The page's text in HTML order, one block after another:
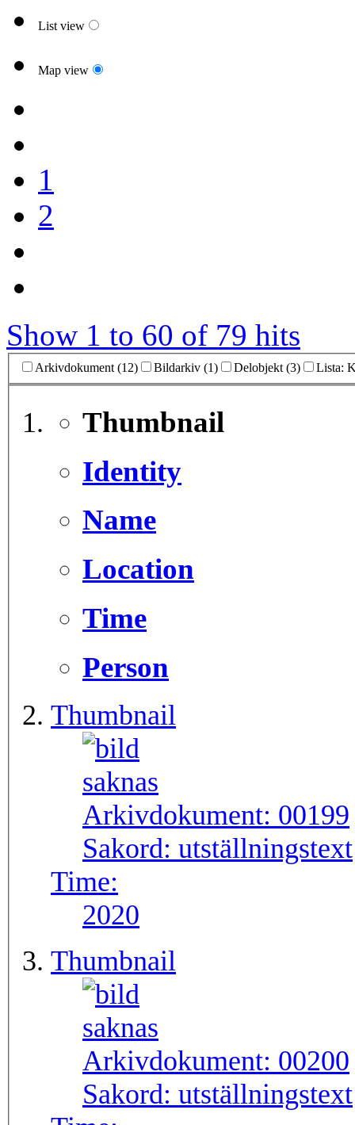
List view
Map view
1
2
Show 1 to 60 of 79 hits
Arkivdokument (12) Bildarkiv (1) Delobjekt (3) Lista:
Thumbnail
Identity
Name
Location
Time
Person
Thumbnail
Arkivdokument: 00199
Sakord: utställningstext
Time:
2020
Thumbnail
Arkivdokument: 00200
Sakord: utställningstext